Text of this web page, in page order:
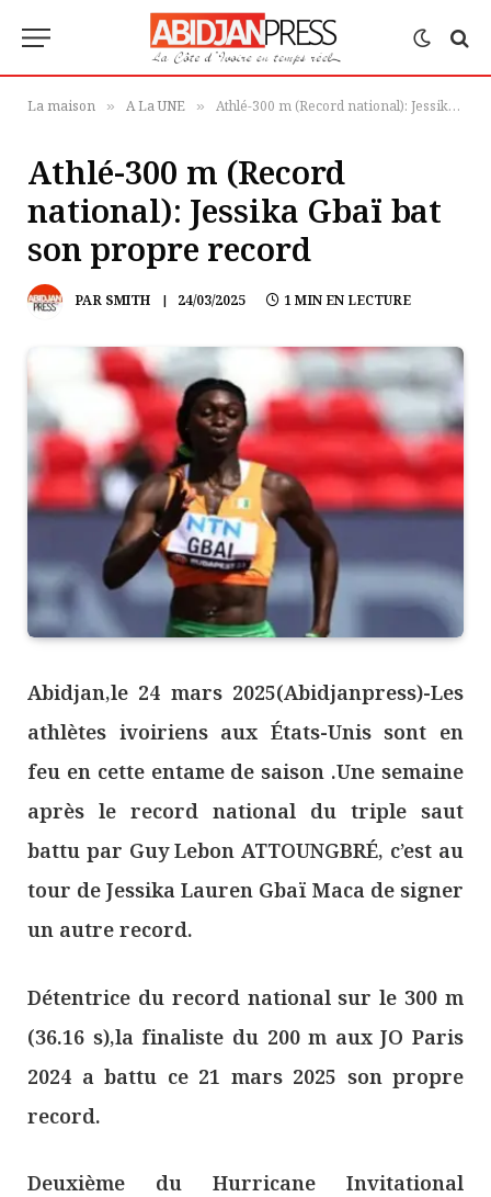
La maison » A La UNE » Athlé-300 m (Record national): Jessika Gbaï bat son propre record
Athlé-300 m (Record
national): Jessika Gbaï bat
son propre record
PAR SMITH 24/03/2025 1 MIN EN LECTURE
Abidjan,le 24 mars 2025(Abidjanpress)-Les
athlètes ivoiriens aux États-Unis sont en
feu en cette entame de saison .Une semaine
après le record national du triple saut
battu par Guy Lebon ATTOUNGBRÉ, c’est au
tour de Jessika Lauren Gbaï Maca de signer
un autre record.
Détentrice du record national sur le 300 m
(36.16 s),la finaliste du 200 m aux JO Paris
2024 a battu ce 21 mars 2025 son propre
record.
Deuxième du Hurricane Invitational